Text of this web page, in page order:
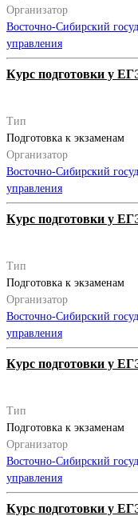
Организатор
Восточно-Сибирский
управления
Курс подготовки у
Тип
Подготовка к экзаменам
Организатор
Восточно-Сибирский
управления
Курс подготовки у
Тип
Подготовка к экзаменам
Организатор
Восточно-Сибирский
управления
Курс подготовки у
Тип
Подготовка к экзаменам
Организатор
Восточно-Сибирский
управления
Курс подготовки у